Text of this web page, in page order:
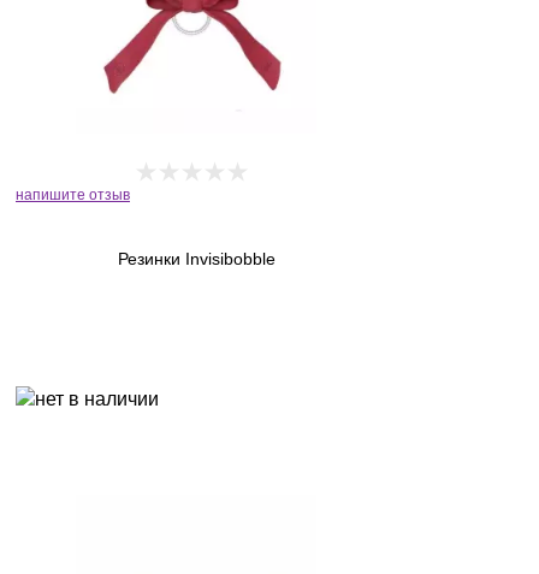
напишите отзыв
Резинки Invisibobble